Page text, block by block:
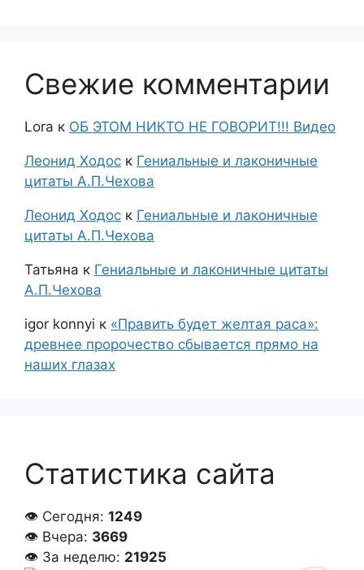
Свежие комментарии
Lora к ОБ ЭТОМ НИКТО НЕ ГОВОРИТ!!! Видео
Леонид Ходос к Гениальные и лаконичные
цитаты А.П.Чехова
Леонид Ходос к Гениальные и лаконичные
цитаты А.П.Чехова
Татьяна к Гениальные и лаконичные цитаты
А.П.Чехова
igor konnyi к «Править будет желтая раса»:
древнее пророчество сбывается прямо на
наших глазах
Статистика сайта
👁 Сегодня: 1249
👁 Вчера: 3669
👁 За неделю: 21925